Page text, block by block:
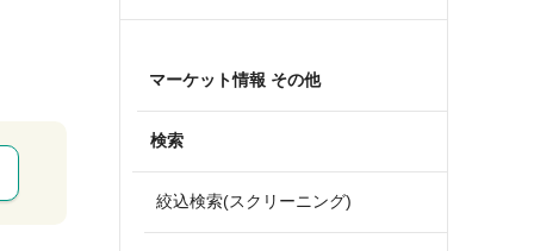
マーケット情報 その他
検索
絞込検索(スクリーニング)